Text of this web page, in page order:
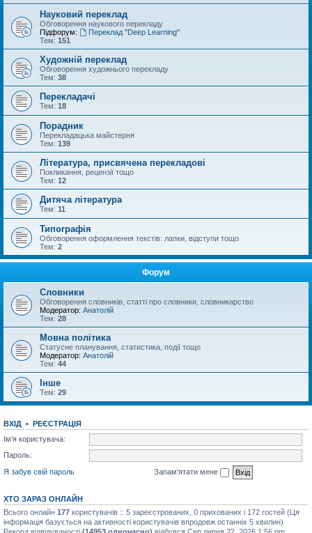
Науковий переклад
Обговорення наукового перекладу
Підфорум:
Переклад "Deep Learning"
Тем: 151
Художній переклад
Обговорення художнього перекладу
Тем: 38
Перекладачі
Тем: 18
Порадник
Перекладацька майстерня
Тем: 139
Література, присвячена перекладові
Покликання, рецензії тощо
Тем: 12
Дитяча література
Тем: 11
Типографія
Обговорення оформлення текстів: лапки, відступи тощо
Тем: 2
Форум
Словники
Обговорення словників, статті про словники, словникарство
Модератор: Анатолій
Тем: 28
Мовна політика
Статусне планування, статистика, події тощо
Модератор: Анатолій
Тем: 44
Інше
Тем: 29
ВХІД • РЕЄСТРАЦІЯ
Ім'я користувача:
Пароль:
Я забув свій пароль
Запам'ятати мене
ХТО ЗАРАЗ ОНЛАЙН
Всього онлайн 177 користувачів :: 5 зареєстрованих, 0 прихованих і 172 гостей (Ця
інформація базується на активності користувачів впродовж останніх 5 хвилин)
Рекорд відвідуваності (14953 одночасно) відбувся Сер липня 22, 2026 1:56 pm